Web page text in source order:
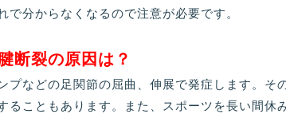
で分からなくなるので注意が必要です。
断裂の原因は？
プなどの足関節の屈曲、伸展で発症します。そ
ることもあります。また、スポーツを長い間休